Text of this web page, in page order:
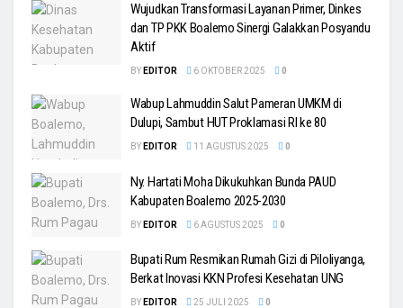
Wujudkan Transformasi Layanan Primer, Dinkes
dan TP PKK Boalemo Sinergi Galakkan Posyandu
Aktif
BY EDITOR 6 OKTOBER 2025 0
Wabup Lahmuddin Salut Pameran UMKM di
Dulupi, Sambut HUT Proklamasi RI ke 80
BY EDITOR 11 AGUSTUS 2025 0
Ny. Hartati Moha Dikukuhkan Bunda PAUD
Kabupaten Boalemo 2025-2030
BY EDITOR 6 AGUSTUS 2025 0
Bupati Rum Resmikan Rumah Gizi di Piloliyanga,
Berkat Inovasi KKN Profesi Kesehatan UNG
BY EDITOR 25 JULI 2025 0